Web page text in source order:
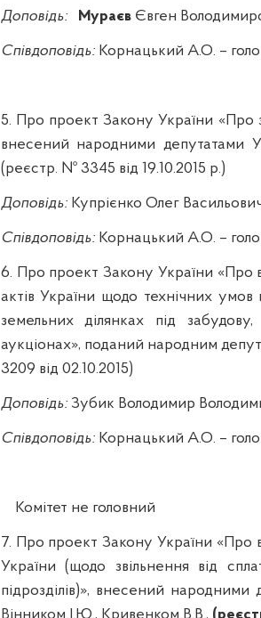
Доповідь: Мураєв Євген
Співдоповідь: Корнацький А.О. –
5. Про проект Закону України «Про
внесений народними депутатами
(реєстр. № 3345 від 19.10.2015 р.)
Доповідь: Купрієнко Олег
Співдоповідь: Корнацький А.О. –
6. Про проект Закону України «Про
актів України щодо технічних
земельних ділянках під
аукціонах», поданий народним
3209 від 02.10.2015)
Доповідь: Зубик Володимир
Співдоповідь: Корнацький А.О. –
Комітет не головний
7. Про проект Закону України «Про
України (щодо звільнення від
підрозділів)», внесений народними